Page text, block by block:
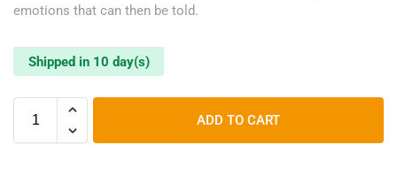
emotions that can then be told.
Shipped in 10 day(s)
ADD TO CART